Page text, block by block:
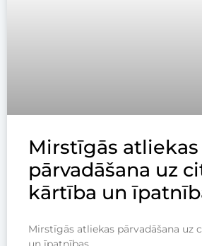
Mirstīgās atliekas
pārvadāšana uz
kārtība un
Mirstīgās atliekas pārvadāšana uz